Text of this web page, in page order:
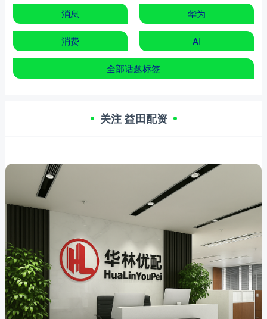
消息 华为
消费 AI
全部话题标签
关注 益田配资